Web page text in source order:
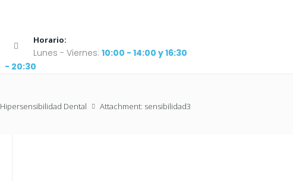
Horario:
Lunes - Viernes:10:00 - 14:00 y 16:30
- 20:30
Hipersensibilidad Dental Attachment: sensibilidad3